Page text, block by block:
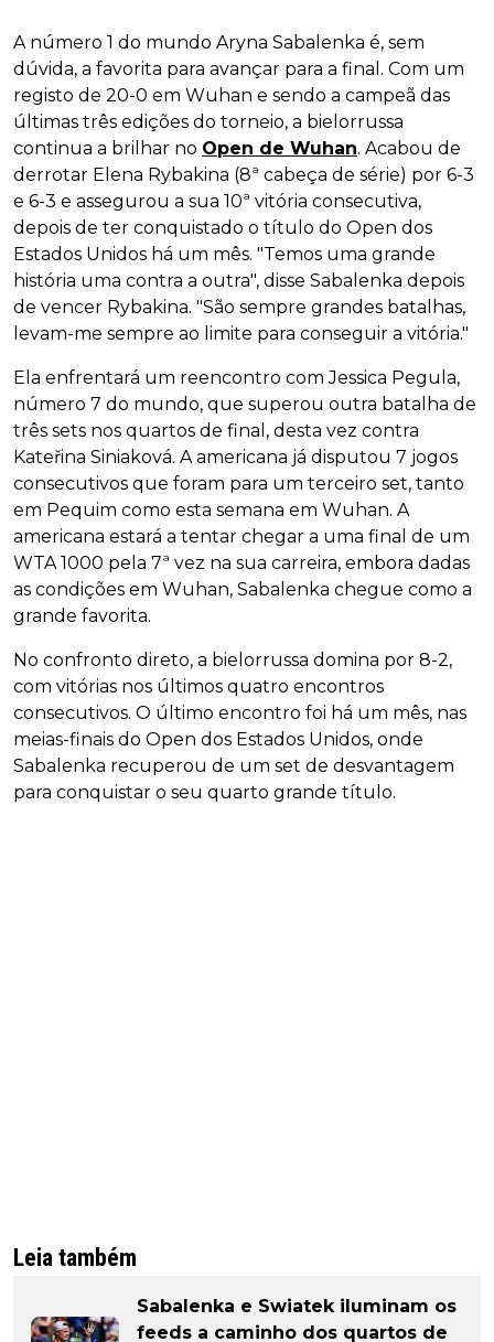
A número 1 do mundo Aryna Sabalenka é, sem
dúvida, a favorita para avançar para a final. Com um
registo de 20-0 em Wuhan e sendo a campeã das
últimas três edições do torneio, a bielorrussa
continua a brilhar no Open de Wuhan. Acabou de
derrotar Elena Rybakina (8ª cabeça de série) por 6-3
e 6-3 e assegurou a sua 10ª vitória consecutiva,
depois de ter conquistado o título do Open dos
Estados Unidos há um mês. "Temos uma grande
história uma contra a outra", disse Sabalenka depois
de vencer Rybakina. "São sempre grandes batalhas,
levam-me sempre ao limite para conseguir a vitória."
Ela enfrentará um reencontro com Jessica Pegula,
número 7 do mundo, que superou outra batalha de
três sets nos quartos de final, desta vez contra
Kateřina Siniaková. A americana já disputou 7 jogos
consecutivos que foram para um terceiro set, tanto
em Pequim como esta semana em Wuhan. A
americana estará a tentar chegar a uma final de um
WTA 1000 pela 7ª vez na sua carreira, embora dadas
as condições em Wuhan, Sabalenka chegue como a
grande favorita.
No confronto direto, a bielorrussa domina por 8-2,
com vitórias nos últimos quatro encontros
consecutivos. O último encontro foi há um mês, nas
meias-finais do Open dos Estados Unidos, onde
Sabalenka recuperou de um set de desvantagem
para conquistar o seu quarto grande título.
Leia também
Sabalenka e Swiatek iluminam os
feeds a caminho dos quartos de